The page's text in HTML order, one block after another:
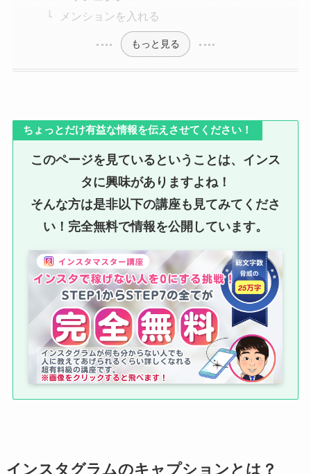
メンションを入れる
もっと見る
ちょっとだけ有益な情報を伝えさせてください！
このページを見ているということは、インス
タに興味がありますよね！
そんな方は是非以下の講座も見てみてくださ
い！完全無料で情報を公開しています。
インスタグラムのキャプションとは？